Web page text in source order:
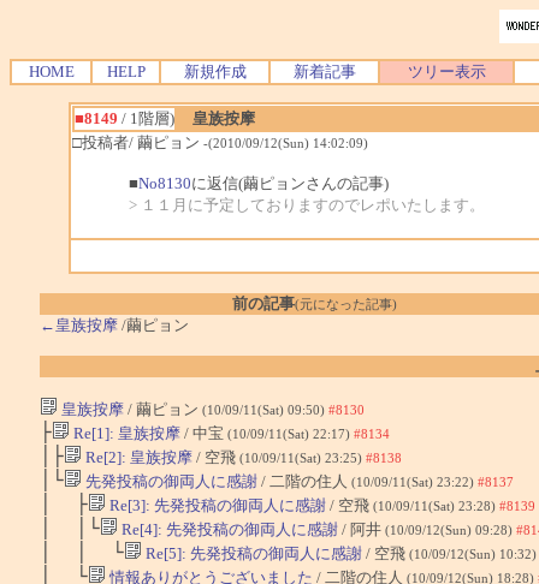
HOME HELP 新規作成 新着記事 ツリー表示
■8149 / 1階層)
皇族按摩
□投稿者/ 繭ピョン -(2010/09/12(Sun) 14:02:09)
■No8130に返信(繭ピョンさんの記事)
> １１月に予定しておりますのでレポいたします。
前の記事(元になった記事)
←皇族按摩/繭ピョン
皇族按摩/ 繭ピョン (10/09/11(Sat) 09:50) #8130
├ Re[1]: 皇族按摩/ 中宝 (10/09/11(Sat) 22:17) #8134
│├ Re[2]: 皇族按摩/ 空飛 (10/09/11(Sat) 23:25) #8138
│└ 先発投稿の御両人に感謝/ 二階の住人 (10/09/11(Sat) 23:22) #8137
│ ├ Re[3]: 先発投稿の御両人に感謝/ 空飛 (10/09/11(Sat) 23:28) #8139
│ │└ Re[4]: 先発投稿の御両人に感謝/ 阿井 (10/09/12(Sun) 09:28)
│ │ └ Re[5]: 先発投稿の御両人に感謝/ 空飛 (10/09/12(Sun) 10:32)
│ └ 情報ありがとうございました / 二階の住人 (10/09/12(Sun) 18:28)